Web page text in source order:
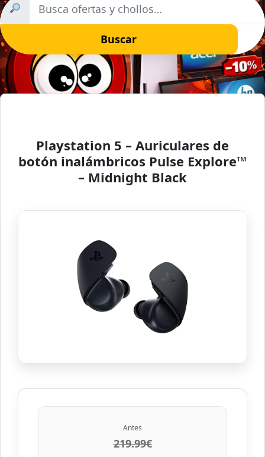
Buscar
Playstation 5 – Auriculares de
botón inalámbricos Pulse Explore™
– Midnight Black
Antes
219.99€